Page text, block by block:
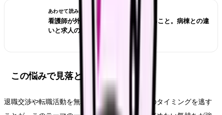
あわせて読みたい
看護師が外来へ転職する前に確認すること。病棟との違
いと求人の見方
この悩みで見落としやすいリスク
退職交渉や転職活動を無理に進め、休養や受診のタイミングを逃す